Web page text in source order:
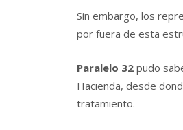
Sin embargo, los
por fuera de esta
Paralelo 32 pudo
Hacienda, desde
tratamiento.